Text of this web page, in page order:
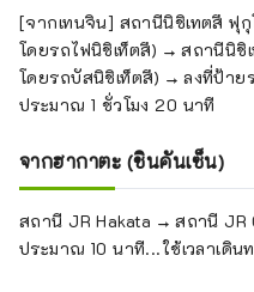
[จากเทนจิน] สถานีนิชิเทตสึ ฟุ
โดยรถไฟนิชิเท็ตสึ) → สถานีนิชิ
โดยรถบัสนิชิเท็ตสึ) → ลงที่ป้าย
ประมาณ 1 ชั่วโมง 20 นาที
จากฮากาตะ (ชินคันเซ็น)
สถานี JR Hakata → สถานี JR
ประมาณ 10 นาที...ใช้เวลาเดิ